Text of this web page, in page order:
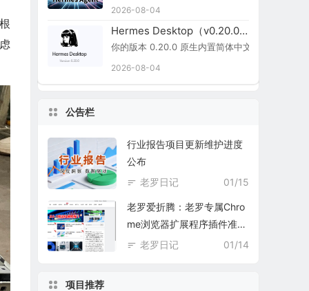
2026-08-04
Hermes Desktop（v0.20.0）切换简体中文步骤
你的版本 0.20.0 原生内置简体中文，无需额外
2026-08-04
公告栏
行业报告项目更新维护进度
公布
01/15
老罗日记
老罗爱折腾：老罗专属Chro
me浏览器扩展程序插件准备
中
01/14
老罗日记
项目推荐